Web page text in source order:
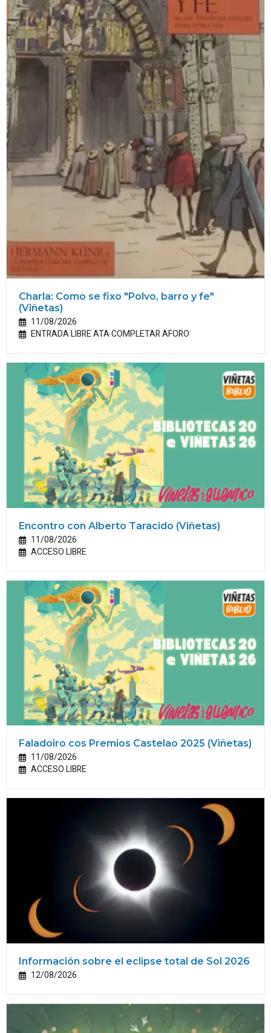
Charla: Como se fixo "Polvo, barro y fe"
(Viñetas)
11/08/2026
ENTRADA LIBRE ATA COMPLETAR AFORO
Encontro con Alberto Taracido (Viñetas)
11/08/2026
ACCESO LIBRE
Faladoiro cos Premios Castelao 2025 (Viñetas)
11/08/2026
ACCESO LIBRE
Información sobre el eclipse total de Sol 2026
12/08/2026